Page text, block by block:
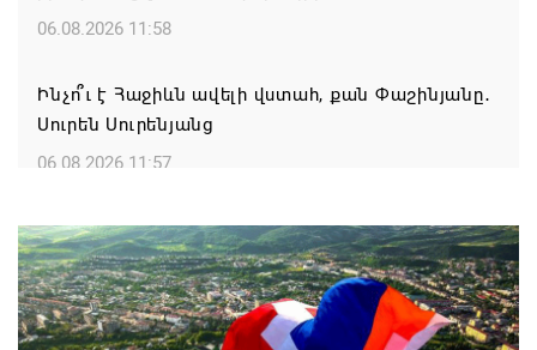
06.08.2026 11:58
Ինչո՞ւ է Հաջիևն ավելի վստահ, քան Փաշինյանը․
Սուրեն Սուրենյանց
06.08.2026 11:57
«Հրապարակ». Մեղրին կարեւոր է` չի կարելի
«պռավալ տալ»
06.08.2026 10:57